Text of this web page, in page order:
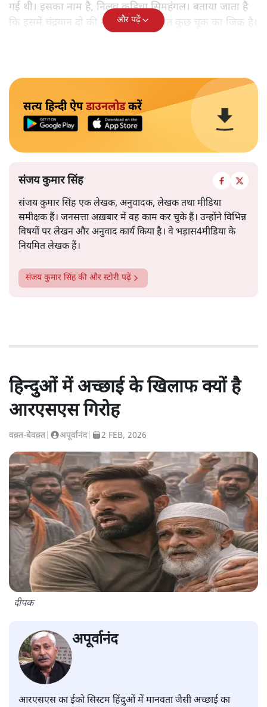
गई थी। इसका नाम है, निलवु कुडिचा सिमहंगल। बताया जाता है
कि इसमें चंद्रयान दो की नाकामी से संबंधित कुछ चूक का जिक्र है।
और पढ़ें
सत्य हिन्दी ऐपडाउनलोडकरें
संजय कुमार सिंह
संजय कुमार सिंह एक लेखक, अनुवादक, लेखक तथा मीडिया
समीक्षक हैं। जनसत्ता अख़बार में वह काम कर चुके हैं। उन्होंने विभिन्न
विषयों पर लेखन और अनुवाद कार्य किया है। वे भड़ास4मीडिया के
नियमित लेखक हैं।
संजय कुमार सिंहकी और स्टोरी पढ़ें
हिन्दुओं में अच्छाई के खिलाफ क्यों है
आरएसएस गिरोह
वक़्त-बेवक़्त अपूर्वानंद| 2 FEB, 2026
दीपक
अपूर्वानंद
आरएसएस का ईको सिस्टम हिंदुओं में मानवता जैसी अच्छाई का